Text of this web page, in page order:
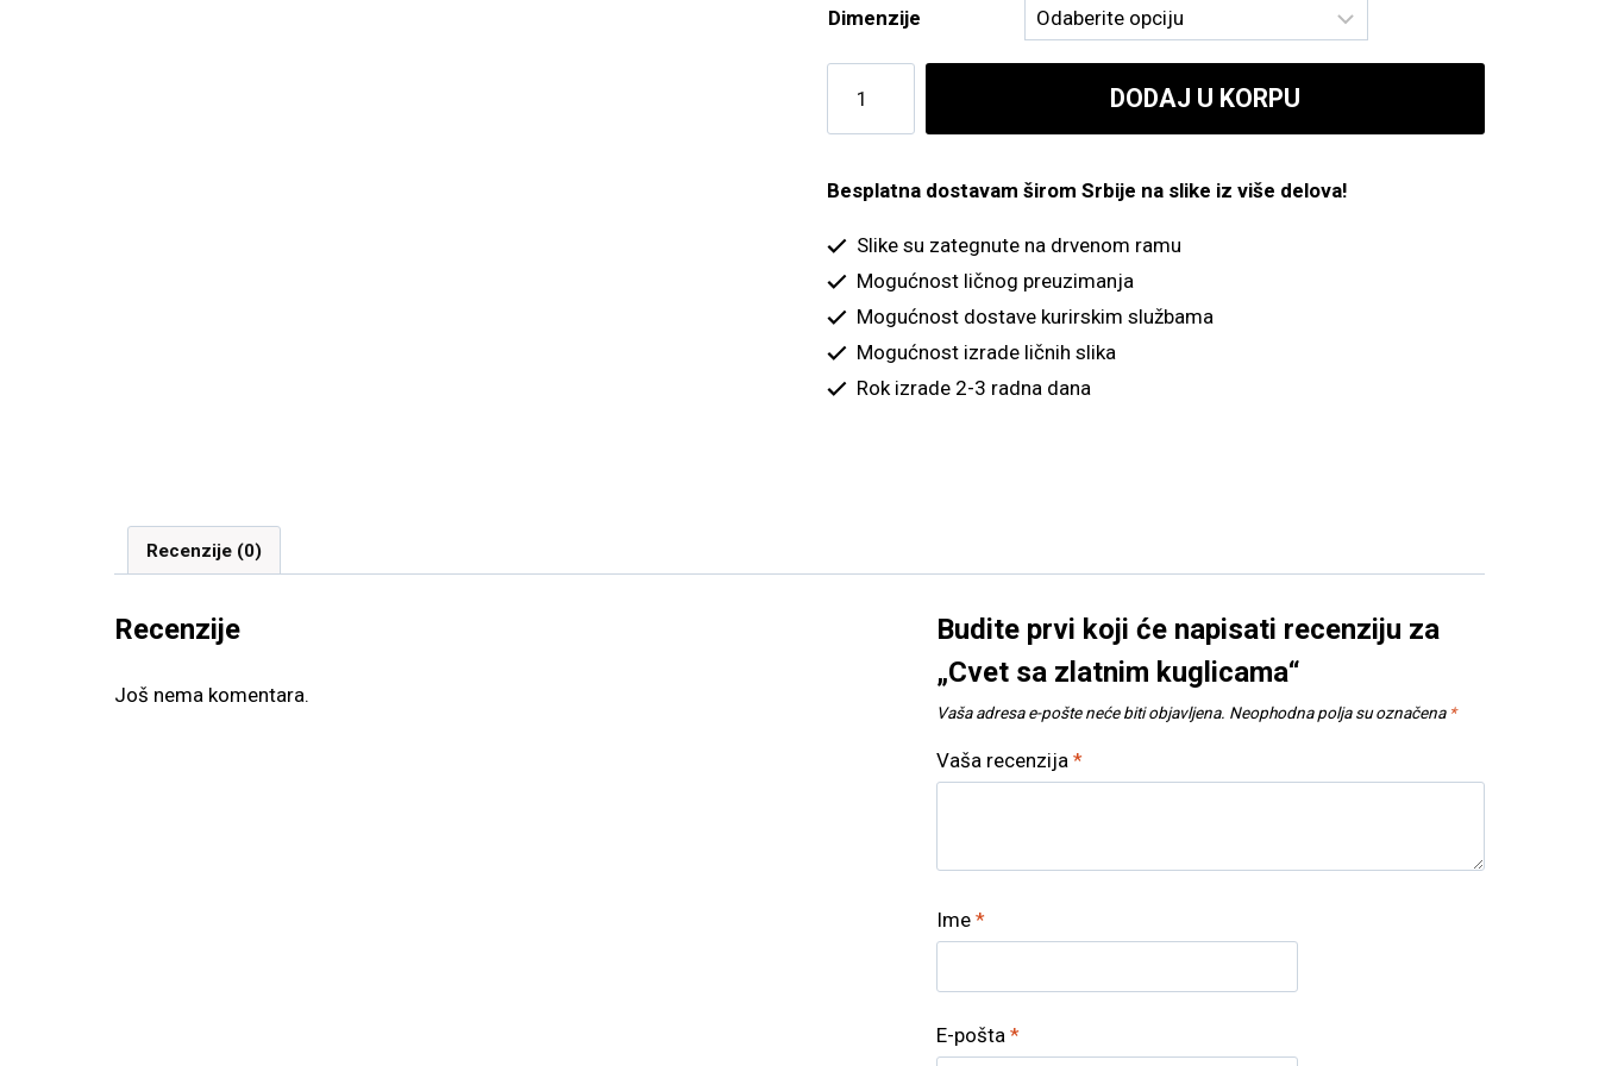
od
800.00 рсд
do
Dimenzije
zlatnim
količina
DODAJ U KORPU
Besplatna dostavam širom Srbije na slike iz više delova!
Slike su zategnute na drvenom ramu
Mogućnost ličnog preuzimanja
Mogućnost dostave kurirskim službama
Mogućnost izrade ličnih slika
Rok izrade 2-3 radna dana
Recenzije (0)
Recenzije
Još nema komentara.
Budite prvi koji će napisati recenziju za
„Cvet sa zlatnim kuglicama“
Vaša adresa e-pošte neće biti objavljena. Neophodna polja su označena *
Vaša recenzija*
Ime*
E-pošta*